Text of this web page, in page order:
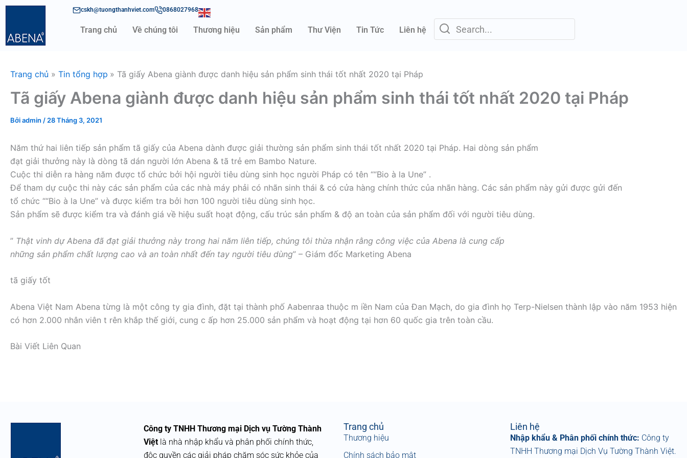
Nhảy
nội
dung
cskh@tuongthanhviet.com 0868027968
Trang chủ Về chúng tôi Thương hiệu Sản phẩm Thư Viện Tin Tức Liên hệ
Trang chủ Tin tổng hợp Tã giấy Abena giành được danh hiệu sản phẩm sinh thái tốt nhất 2020 tại Pháp
Tã giấy Abena giành được danh hiệu sản phẩm sinh thái tốt nhất 2020 tại Pháp
Bởiadmin / 28 Tháng 3, 2021
Năm thứ hai liên tiếp sản phẩm tã giấy của Abena dành được giải thường sản phẩm sinh thái tốt nhất 2020 tại Pháp. Hai dòng sản phẩm
đạt giải thưởng này là dòng tã dán người lớn Abena & tã trẻ em Bambo Nature.
Cuộc thi diễn ra hàng năm được tổ chức bởi hội người tiêu dùng sinh học người Pháp có tên ““Bio à la Une” .
Để tham dự cuộc thi này các sản phẩm của các nhà máy phải có nhãn sinh thái & có cửa hàng chính thức của nhãn hàng. Các sản phẩm này gửi được gửi đến
tổ chức ““Bio à la Une” và được kiểm tra bởi hơn 100 người tiêu dùng sinh học.
Sản phẩm sẽ được kiểm tra và đánh giá về hiệu suất hoạt động, cấu trúc sản phẩm & độ an toàn của sản phẩm đối với người tiêu dùng.
” Thật vinh dự Abena đã đạt giải thưởng này trong hai năm liên tiếp, chúng tôi thừa nhận rằng công việc của Abena là cung cấp
những sản phẩm chất lượng cao và an toàn nhất đến tay người tiêu dùng” – Giám đốc Marketing Abena
tã giấy tốt
Abena Việt Nam Abena từng là một công ty gia đình, đặt tại thành phố Aabenraa thuộc m iền Nam của Đan Mạch, do gia đình họ Terp-Nielsen thành lập vào năm 1953 hiện
có hơn 2.000 nhân viên t rên khắp thế giới, cung c ấp hơn 25.000 sản phẩm và hoạt động tại hơn 60 quốc gia trên toàn cầu.
Bài Viết Liên Quan
Công ty TNHH Thương mại Dịch vụ Tường Thành
Việtlà nhà nhập khẩu và phân phối chính thức,
độc quyền các giải pháp chăm sóc sức khỏe của
Trang chủ
Thương hiệu
Chính sách bảo mật
Liên hệ
Nhập khẩu & Phân phối chính thức: Công ty
TNHH Thương mại Dịch Vụ Tường Thành Việt.